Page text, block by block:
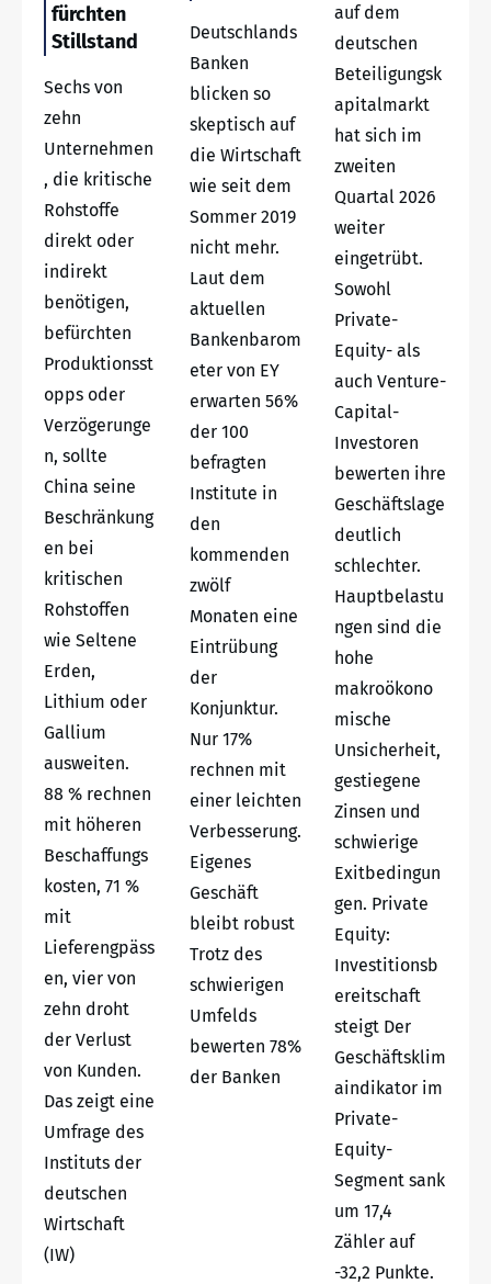
fürchten
Stillstand
Sechs von
zehn
Unternehmen
, die kritische
Rohstoffe
direkt oder
indirekt
benötigen,
befürchten
Produktionsst
opps oder
Verzögerunge
n, sollte
China seine
Beschränkung
en bei
kritischen
Rohstoffen
wie Seltene
Erden,
Lithium oder
Gallium
ausweiten.
88 % rechnen
mit höheren
Beschaffungs
kosten, 71 %
mit
Lieferengpäss
en, vier von
zehn droht
der Verlust
von Kunden.
Das zeigt eine
Umfrage des
Instituts der
deutschen
Wirtschaft
(IW)
Deutschlands
Banken
blicken so
skeptisch auf
die Wirtschaft
wie seit dem
Sommer 2019
nicht mehr.
Laut dem
aktuellen
Bankenbarom
eter von EY
erwarten 56%
der 100
befragten
Institute in
den
kommenden
zwölf
Monaten eine
Eintrübung
der
Konjunktur.
Nur 17%
rechnen mit
einer leichten
Verbesserung.
Eigenes
Geschäft
bleibt robust
Trotz des
schwierigen
Umfelds
bewerten 78%
der Banken
auf dem
deutschen
Beteiligungsk
apitalmarkt
hat sich im
zweiten
Quartal 2026
weiter
eingetrübt.
Sowohl
Private-
Equity- als
auch Venture-
Capital-
Investoren
bewerten ihre
Geschäftslage
deutlich
schlechter.
Hauptbelastu
ngen sind die
hohe
makroökono
mische
Unsicherheit,
gestiegene
Zinsen und
schwierige
Exitbedingun
gen. Private
Equity:
Investitionsb
ereitschaft
steigt Der
Geschäftsklim
aindikator im
Private-
Equity-
Segment sank
um 17,4
Zähler auf
-32,2 Punkte.